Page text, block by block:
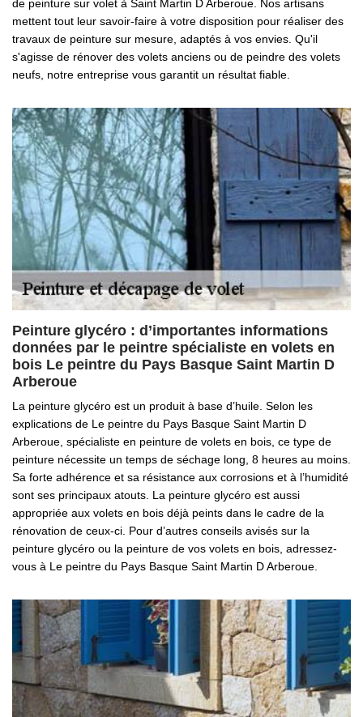
de peinture sur volet à Saint Martin D Arberoue. Nos artisans
mettent tout leur savoir-faire à votre disposition pour réaliser des
travaux de peinture sur mesure, adaptés à vos envies. Qu'il
s'agisse de rénover des volets anciens ou de peindre des volets
neufs, notre entreprise vous garantit un résultat fiable.
Peinture glycéro : d’importantes informations
données par le peintre spécialiste en volets en
bois Le peintre du Pays Basque Saint Martin D
Arberoue
La peinture glycéro est un produit à base d’huile. Selon les
explications de Le peintre du Pays Basque Saint Martin D
Arberoue, spécialiste en peinture de volets en bois, ce type de
peinture nécessite un temps de séchage long, 8 heures au moins.
Sa forte adhérence et sa résistance aux corrosions et à l’humidité
sont ses principaux atouts. La peinture glycéro est aussi
appropriée aux volets en bois déjà peints dans le cadre de la
rénovation de ceux-ci. Pour d’autres conseils avisés sur la
peinture glycéro ou la peinture de vos volets en bois, adressez-
vous à Le peintre du Pays Basque Saint Martin D Arberoue.